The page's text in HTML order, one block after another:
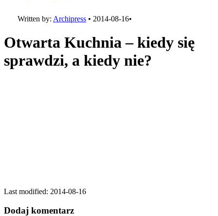
Written by: Archipress • 2014-08-16•
Otwarta Kuchnia – kiedy się
sprawdzi, a kiedy nie?
Last modified: 2014-08-16
Dodaj komentarz